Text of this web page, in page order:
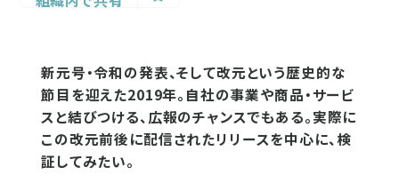
新元号・令和の発表、そして改元という歴史的な
節目を迎えた2019年。自社の事業や商品・サービ
スと結びつける、広報のチャンスでもある。実際に
この改元前後に配信されたリリースを中心に、検
証してみたい。